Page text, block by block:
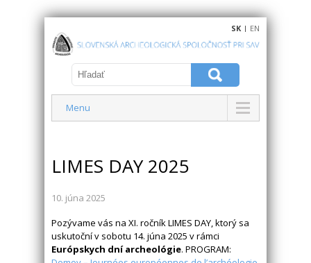
SK | EN
Menu
LIMES DAY 2025
10. júna 2025
Pozývame vás na XI. ročník LIMES DAY, ktorý sa
uskutoční v sobotu 14. júna 2025 v rámci
Európskych dní archeológie. PROGRAM: